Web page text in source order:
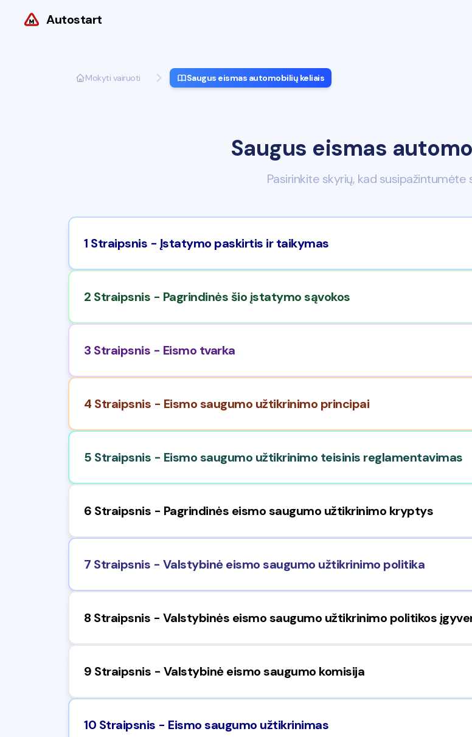
Autostart
Mokyti vairuoti Saugus eismas automobilių keliais
Saugus eismas
Pasirinkite skyrių, kad susipažintumėte
1 Straipsnis - Įstatymo paskirtis ir taikymas
2 Straipsnis - Pagrindinės šio įstatymo sąvokos
3 Straipsnis - Eismo tvarka
4 Straipsnis - Eismo saugumo užtikrinimo principai
5 Straipsnis - Eismo saugumo užtikrinimo teisinis reglamentavimas
6 Straipsnis - Pagrindinės eismo saugumo užtikrinimo kryptys
7 Straipsnis - Valstybinė eismo saugumo užtikrinimo politika
8 Straipsnis - Valstybinės eismo saugumo užtikrinimo politikos
9 Straipsnis - Valstybinė eismo saugumo komisija
10 Straipsnis - Eismo saugumo užtikrinimas